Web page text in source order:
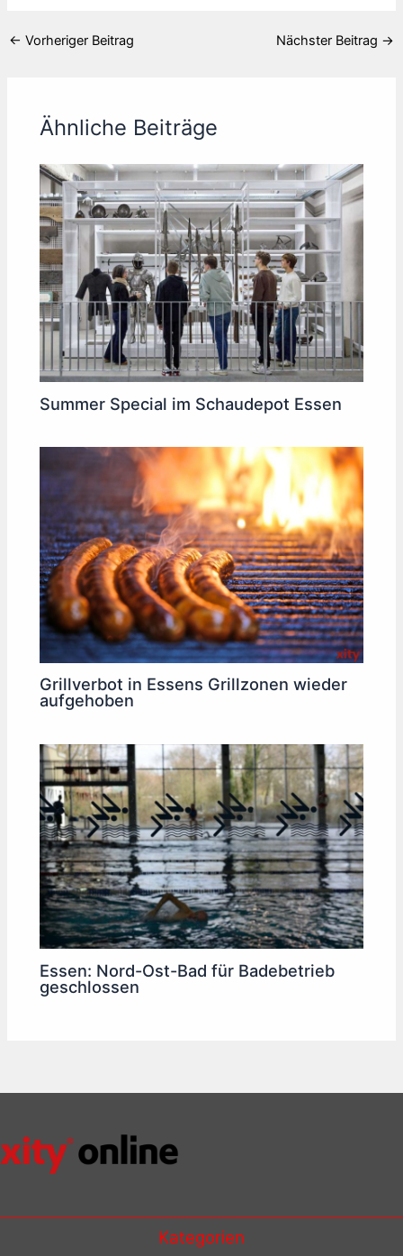
← Vorheriger Beitrag Nächster Beitrag →
Ähnliche Beiträge
Summer Special im Schaudepot Essen
Grillverbot in Essens Grillzonen wieder
aufgehoben
Essen: Nord-Ost-Bad für Badebetrieb
geschlossen
Kategorien